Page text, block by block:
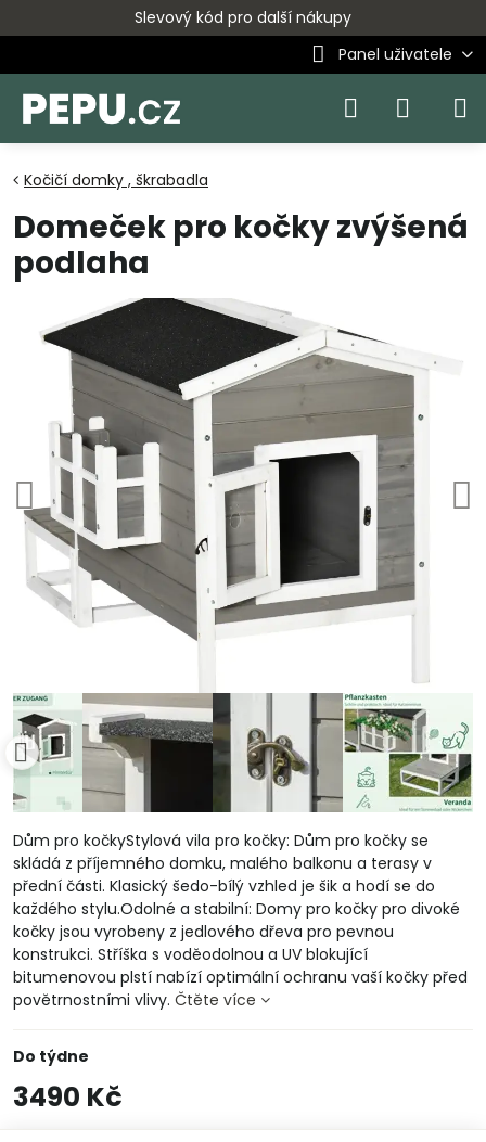
Slevový kód pro další nákupy
Panel uživatele
Kočičí domky , škrabadla
Domeček pro kočky zvýšená
podlaha
Dům pro kočkyStylová vila pro kočky: Dům pro kočky se
skládá z příjemného domku, malého balkonu a terasy v
přední části. Klasický šedo-bílý vzhled je šik a hodí se do
každého stylu.Odolné a stabilní: Domy pro kočky pro divoké
kočky jsou vyrobeny z jedlového dřeva pro pevnou
konstrukci. Stříška s voděodolnou a UV blokující
bitumenovou plstí nabízí optimální ochranu vaší kočky před
povětrnostními vlivy. Čtěte více
Do týdne
3490 Kč